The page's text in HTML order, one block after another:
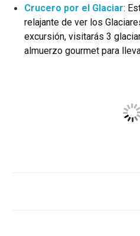
Crucero por el Glaciar:
relajante de ver los
excursión, visitarás 3
almuerzo gourmet para